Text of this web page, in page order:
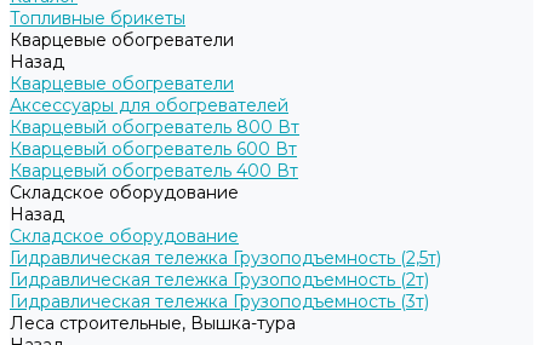
Топливные брикеты
Кварцевые обогреватели
Назад
Кварцевые обогреватели
Аксессуары для обогревателей
Кварцевый обогреватель 800 Вт
Кварцевый обогреватель 600 Вт
Кварцевый обогреватель 400 Вт
Складское оборудование
Назад
Складское оборудование
Гидравлическая тележка Грузоподъемность (2,5т)
Гидравлическая тележка Грузоподъемность (2т)
Гидравлическая тележка Грузоподъемность (3т)
Леса строительные, Вышка-тура